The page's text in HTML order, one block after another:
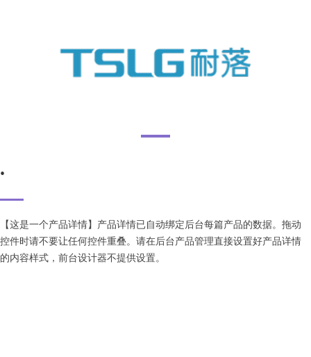
.
【这是一个产品详情】产品详情已自动绑定后台每篇产品的数据。拖动
控件时请不要让任何控件重叠。请在后台产品管理直接设置好产品详情
的内容样式，前台设计器不提供设置。